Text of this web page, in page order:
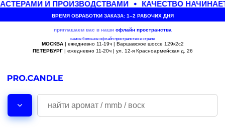
И ПРОИЗВОДСТВАМИ КАЧЕСТВО
ВРЕМЯ ОБРАБОТКИ ЗАКАЗА: 1–2 РАБОЧИХ ДНЯ
приглашаем вас в наши офлайн пространства
самое большое офлайн пространство в стране
МОСКВА| ежедневно 11-19ч | Варшавское шоссе 129к2с2
ПЕТЕРБУРГ| ежедневно 11-20ч | ул. 12-я Красноармейская д. 26